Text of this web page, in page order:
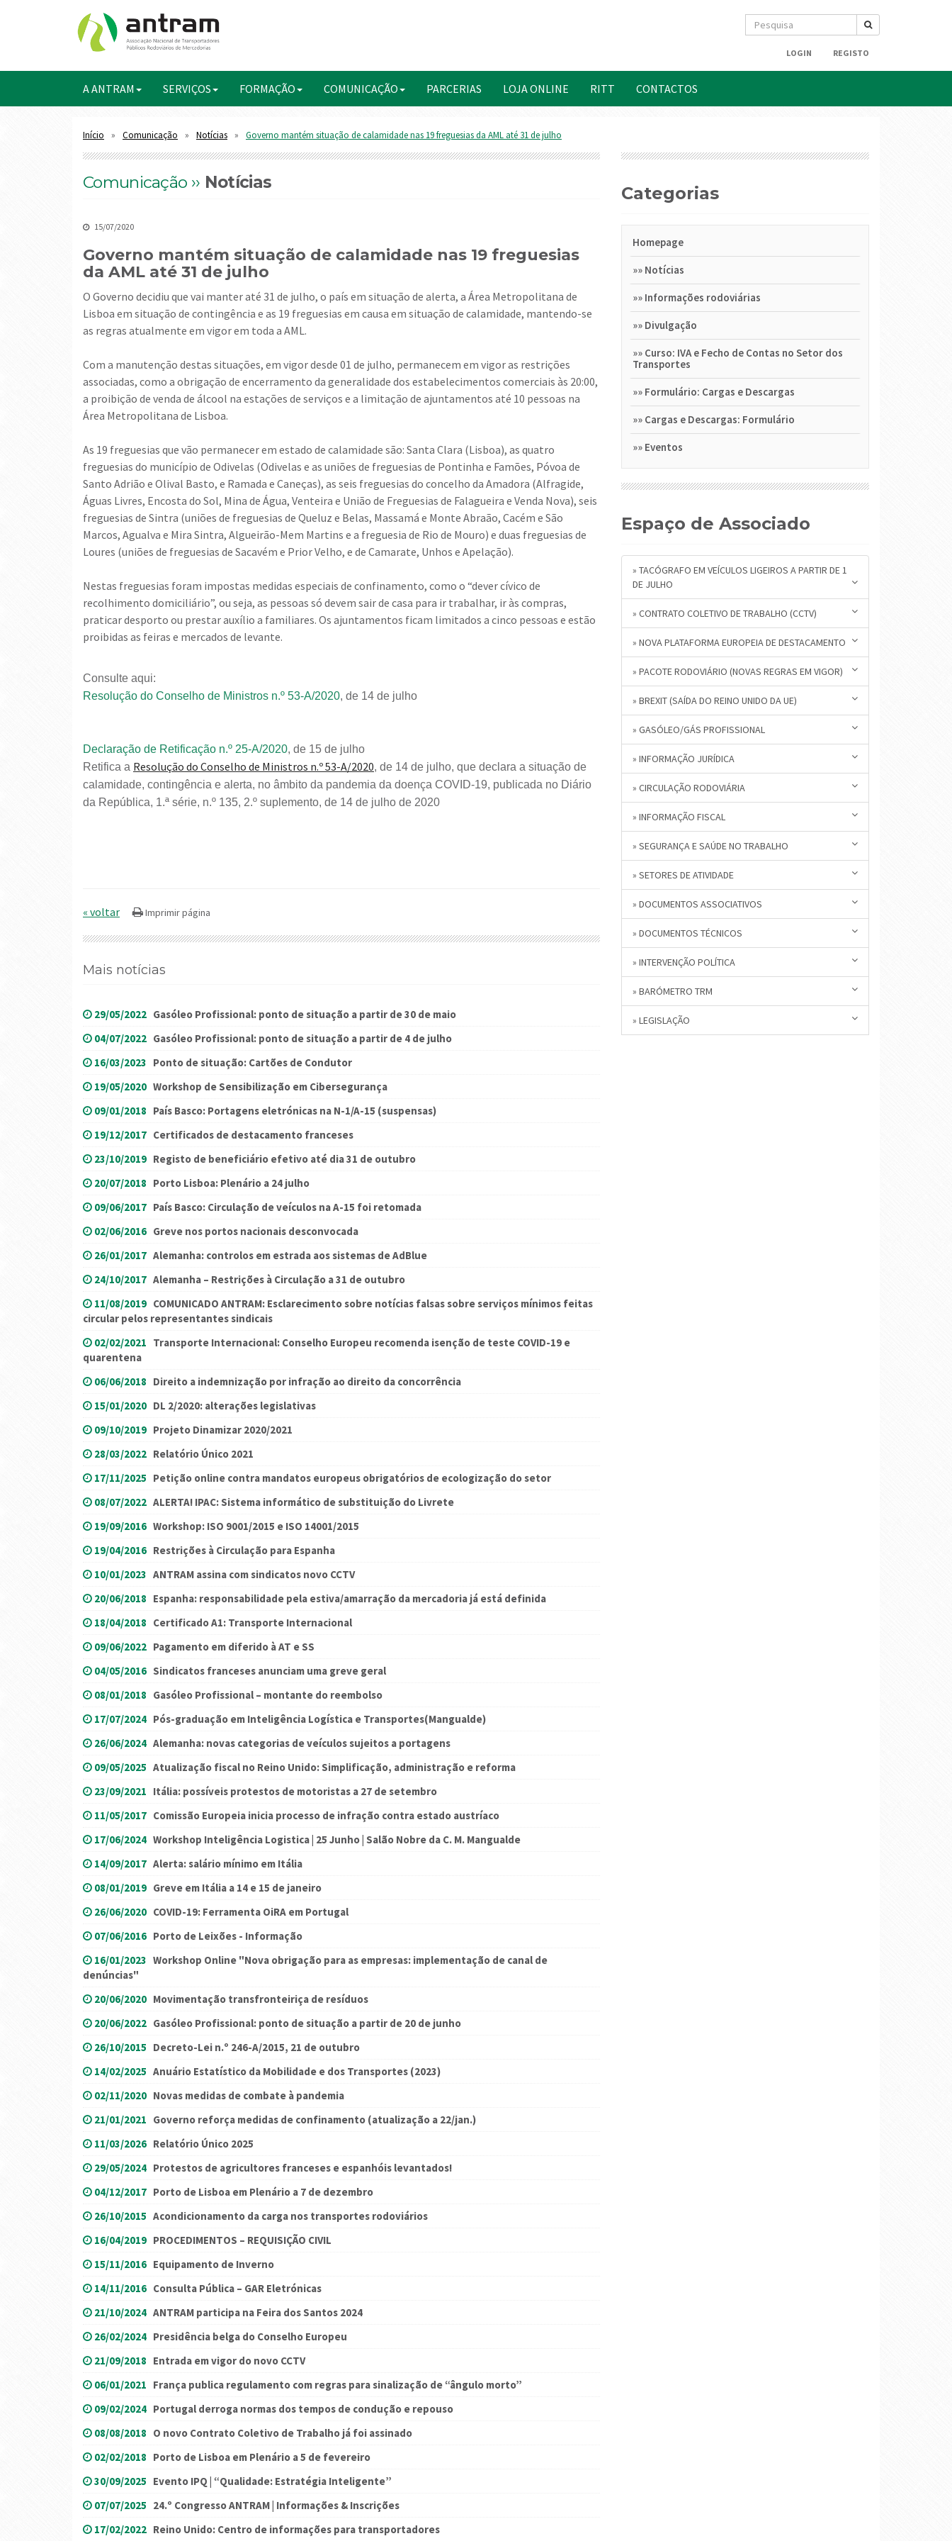
LOGIN REGISTO
A ANTRAM SERVIÇOS FORMAÇÃO COMUNICAÇÃO PARCERIAS LOJA ONLINE RITT CONTACTOS
Início Comunicação Notícias Governo mantém situação de calamidade nas 19 freguesias da AML até 31 de julho
Comunicação ›› Notícias
15/07/2020
Governo mantém situação de calamidade nas 19 freguesias
da AML até 31 de julho
O Governo decidiu que vai manter até 31 de julho, o país em situação de alerta, a Área Metropolitana de
Lisboa em situação de contingência e as 19 freguesias em causa em situação de calamidade, mantendo-se
as regras atualmente em vigor em toda a AML.
Com a manutenção destas situações, em vigor desde 01 de julho, permanecem em vigor as restrições
associadas, como a obrigação de encerramento da generalidade dos estabelecimentos comerciais às 20:00,
a proibição de venda de álcool na estações de serviços e a limitação de ajuntamentos até 10 pessoas na
Área Metropolitana de Lisboa.
As 19 freguesias que vão permanecer em estado de calamidade são: Santa Clara (Lisboa), as quatro
freguesias do município de Odivelas (Odivelas e as uniões de freguesias de Pontinha e Famões, Póvoa de
Santo Adrião e Olival Basto, e Ramada e Caneças), as seis freguesias do concelho da Amadora (Alfragide,
Águas Livres, Encosta do Sol, Mina de Água, Venteira e União de Freguesias de Falagueira e Venda Nova), seis
freguesias de Sintra (uniões de freguesias de Queluz e Belas, Massamá e Monte Abraão, Cacém e São
Marcos, Agualva e Mira Sintra, Algueirão-Mem Martins e a freguesia de Rio de Mouro) e duas freguesias de
Loures (uniões de freguesias de Sacavém e Prior Velho, e de Camarate, Unhos e Apelação).
Nestas freguesias foram impostas medidas especiais de confinamento, como o “dever cívico de
recolhimento domiciliário”, ou seja, as pessoas só devem sair de casa para ir trabalhar, ir às compras,
praticar desporto ou prestar auxílio a familiares. Os ajuntamentos ficam limitados a cinco pessoas e estão
proibidas as feiras e mercados de levante.
Consulte aqui:
Resolução do Conselho de Ministros n.º 53-A/2020, de 14 de julho
Declaração de Retificação n.º 25-A/2020, de 15 de julho
Retifica a Resolução do Conselho de Ministros n.º 53-A/2020, de 14 de julho, que declara a situação de
calamidade, contingência e alerta, no âmbito da pandemia da doença COVID-19, publicada no Diário
da República, 1.ª série, n.º 135, 2.º suplemento, de 14 de julho de 2020
« voltar
Mais notícias
29/05/2022 Gasóleo Profissional: ponto de situação a partir de 30 de maio
04/07/2022 Gasóleo Profissional: ponto de situação a partir de 4 de julho
16/03/2023 Ponto de situação: Cartões de Condutor
19/05/2020 Workshop de Sensibilização em Cibersegurança
09/01/2018 País Basco: Portagens eletrónicas na N-1/A-15 (suspensas)
19/12/2017 Certificados de destacamento franceses
23/10/2019 Registo de beneficiário efetivo até dia 31 de outubro
20/07/2018 Porto Lisboa: Plenário a 24 julho
09/06/2017 País Basco: Circulação de veículos na A-15 foi retomada
02/06/2016 Greve nos portos nacionais desconvocada
26/01/2017 Alemanha: controlos em estrada aos sistemas de AdBlue
24/10/2017 Alemanha – Restrições à Circulação a 31 de outubro
11/08/2019 COMUNICADO ANTRAM: Esclarecimento sobre notícias falsas sobre serviços mínimos feitas
circular pelos representantes sindicais
02/02/2021 Transporte Internacional: Conselho Europeu recomenda isenção de teste COVID-19 e
quarentena
06/06/2018 Direito a indemnização por infração ao direito da concorrência
15/01/2020 DL 2/2020: alterações legislativas
09/10/2019 Projeto Dinamizar 2020/2021
28/03/2022 Relatório Único 2021
17/11/2025 Petição online contra mandatos europeus obrigatórios de ecologização do setor
08/07/2022 ALERTA! IPAC: Sistema informático de substituição do Livrete
19/09/2016 Workshop: ISO 9001/2015 e ISO 14001/2015
19/04/2016 Restrições à Circulação para Espanha
10/01/2023 ANTRAM assina com sindicatos novo CCTV
20/06/2018 Espanha: responsabilidade pela estiva/amarração da mercadoria já está definida
18/04/2018 Certificado A1: Transporte Internacional
09/06/2022 Pagamento em diferido à AT e SS
04/05/2016 Sindicatos franceses anunciam uma greve geral
08/01/2018 Gasóleo Profissional – montante do reembolso
17/07/2024 Pós-graduação em Inteligência Logística e Transportes(Mangualde)
26/06/2024 Alemanha: novas categorias de veículos sujeitos a portagens
09/05/2025 Atualização fiscal no Reino Unido: Simplificação, administração e reforma
23/09/2021 Itália: possíveis protestos de motoristas a 27 de setembro
11/05/2017 Comissão Europeia inicia processo de infração contra estado austríaco
17/06/2024 Workshop Inteligência Logistica | 25 Junho | Salão Nobre da C. M. Mangualde
14/09/2017 Alerta: salário mínimo em Itália
08/01/2019 Greve em Itália a 14 e 15 de janeiro
26/06/2020 COVID-19: Ferramenta OiRA em Portugal
07/06/2016 Porto de Leixões - Informação
16/01/2023 Workshop Online "Nova obrigação para as empresas: implementação de canal de
denúncias"
20/06/2020 Movimentação transfronteiriça de resíduos
20/06/2022 Gasóleo Profissional: ponto de situação a partir de 20 de junho
26/10/2015 Decreto-Lei n.º 246-A/2015, 21 de outubro
14/02/2025 Anuário Estatístico da Mobilidade e dos Transportes (2023)
02/11/2020 Novas medidas de combate à pandemia
21/01/2021 Governo reforça medidas de confinamento (atualização a 22/jan.)
11/03/2026 Relatório Único 2025
29/05/2024 Protestos de agricultores franceses e espanhóis levantados!
04/12/2017 Porto de Lisboa em Plenário a 7 de dezembro
26/10/2015 Acondicionamento da carga nos transportes rodoviários
16/04/2019 PROCEDIMENTOS – REQUISIÇÃO CIVIL
15/11/2016 Equipamento de Inverno
14/11/2016 Consulta Pública – GAR Eletrónicas
21/10/2024 ANTRAM participa na Feira dos Santos 2024
26/02/2024 Presidência belga do Conselho Europeu
21/09/2018 Entrada em vigor do novo CCTV
06/01/2021 França publica regulamento com regras para sinalização de “ângulo morto”
09/02/2024 Portugal derroga normas dos tempos de condução e repouso
08/08/2018 O novo Contrato Coletivo de Trabalho já foi assinado
02/02/2018 Porto de Lisboa em Plenário a 5 de fevereiro
30/09/2025 Evento IPQ | “Qualidade: Estratégia Inteligente”
07/07/2025 24.º Congresso ANTRAM | Informações & Inscrições
17/02/2022 Reino Unido: Centro de informações para transportadores
Categorias
Homepage
»» Notícias
»» Informações rodoviárias
»» Divulgação
»» Curso: IVA e Fecho de Contas no Setor dos
Transportes
»» Formulário: Cargas e Descargas
»» Cargas e Descargas: Formulário
»» Eventos
Espaço de Associado
» TACÓGRAFO EM VEÍCULOS LIGEIROS A PARTIR DE 1
DE JULHO
» CONTRATO COLETIVO DE TRABALHO (CCTV)
» NOVA PLATAFORMA EUROPEIA DE DESTACAMENTO
» PACOTE RODOVIÁRIO (NOVAS REGRAS EM VIGOR)
» BREXIT (SAÍDA DO REINO UNIDO DA UE)
» GASÓLEO/GÁS PROFISSIONAL
» INFORMAÇÃO JURÍDICA
» CIRCULAÇÃO RODOVIÁRIA
» INFORMAÇÃO FISCAL
» SEGURANÇA E SAÚDE NO TRABALHO
» SETORES DE ATIVIDADE
» DOCUMENTOS ASSOCIATIVOS
» DOCUMENTOS TÉCNICOS
» INTERVENÇÃO POLÍTICA
» BARÓMETRO TRM
» LEGISLAÇÃO